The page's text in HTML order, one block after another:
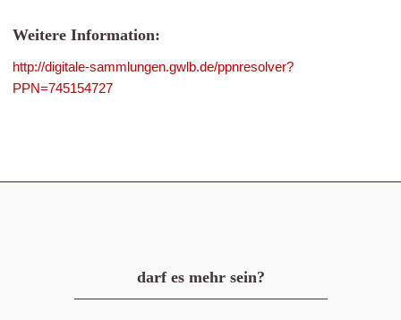
Weitere Information:
http://digitale-sammlungen.gwlb.de/ppnresolver?
PPN=745154727
darf es mehr sein?